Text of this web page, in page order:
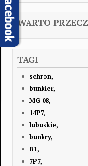
WARTO
TAGI
schron,
bunkier,
MG 08,
14P7,
lubuskie,
bunkry,
B1,
7P7,